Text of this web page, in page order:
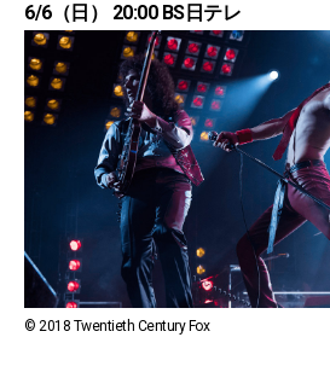
6/6（日） 20:00 BS日テレ
© 2018 Twentieth Century Fox